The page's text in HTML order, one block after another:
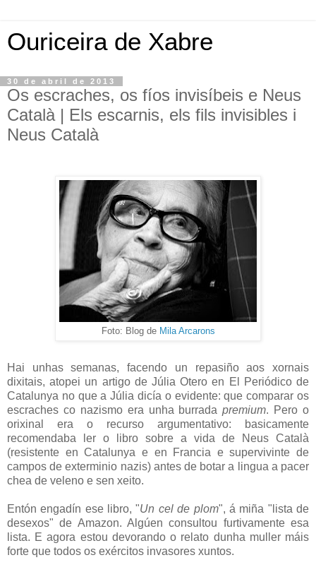
Ouriceira de Xabre
30 de abril de 2013
Os escraches, os fíos invisíbeis e Neus
Català | Els escarnis, els fils invisibles i
Neus Català
Foto: Blog de Mila Arcarons
Hai unhas semanas, facendo un repasiño aos xornais
dixitais, atopei un artigo de Júlia Otero en El Periódico de
Catalunya no que a Júlia dicía o evidente: que comparar os
escraches co nazismo era unha burradapremium. Pero o
orixinal era o recurso argumentativo: basicamente
recomendaba ler o libro sobre a vida de Neus Català
(resistente en Catalunya e en Francia e supervivinte de
campos de exterminio nazis) antes de botar a lingua a pacer
chea de veleno e sen xeito.
Entón engadín ese libro, "Un cel de plom", á miña "lista de
desexos" de Amazon. Algúen consultou furtivamente esa
lista. E agora estou devorando o relato dunha muller máis
forte que todos os exércitos invasores xuntos.